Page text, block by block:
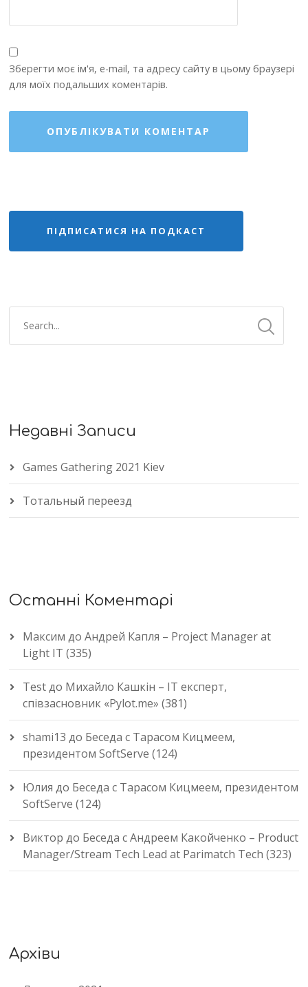
Зберегти моє ім'я, e-mail, та адресу сайту в цьому браузері
для моїх подальших коментарів.
ПІДПИСАТИСЯ НА ПОДКАСТ
Недавні Записи
Games Gathering 2021 Kiev
Тотальный переезд
Останні Коментарі
Максим доАндрей Капля – Project Manager at
Light IT (335)
Testдо Михайло Кашкін – IT експерт,
співзасновник «Pylot.me» (381)
shami13 до Беседа с Тарасом Кицмеем,
президентом SoftServe (124)
Юлия до Беседа с Тарасом Кицмеем, президентом
SoftServe (124)
Виктор до Беседа с Андреем Какойченко – Product
Manager/Stream Tech Lead at Parimatch Tech (323)
Архіви